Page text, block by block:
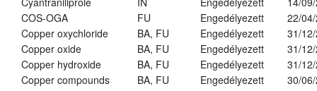
COS-OGA
FU Engedélyezett
22/
Copper oxychloride
BA, FU Engedélyezett
31/
Copper oxide
BA, FU Engedélyezett
31/
Copper hydroxide
BA, FU Engedélyezett
31/
Copper compounds
BA, FU Engedélyezett
30/